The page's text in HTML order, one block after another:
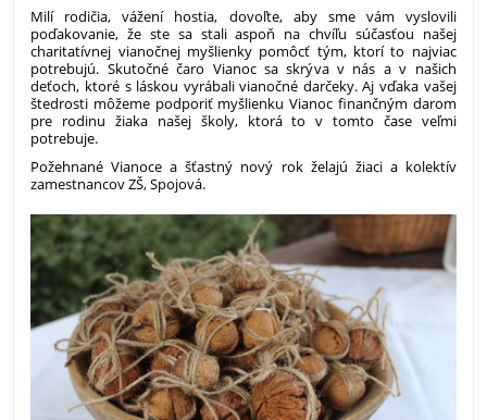
Milí rodičia, vážení hostia, dovoľte, aby sme vám vyslovili
poďakovanie, že ste sa stali aspoň na chvíľu súčasťou našej
charitatívnej vianočnej myšlienky pomôcť tým, ktorí to najviac
potrebujú. Skutočné čaro Vianoc sa skrýva v nás a v našich
deťoch, ktoré s láskou vyrábali vianočné darčeky. Aj vďaka vašej
štedrosti môžeme podporiť myšlienku Vianoc finančným darom
pre rodinu žiaka našej školy, ktorá to v tomto čase veľmi
potrebuje.
Požehnané Vianoce a šťastný nový rok želajú žiaci a kolektív
zamestnancov ZŠ, Spojová.